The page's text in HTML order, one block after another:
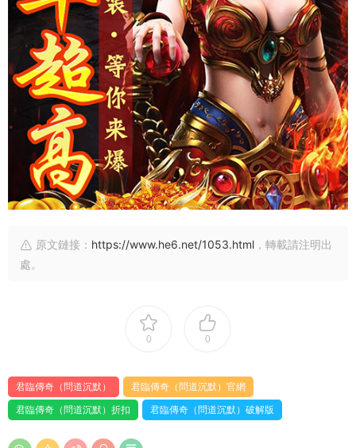
原文鏈接： https://www.he6.net/1053.html ，轉載請注明出
處。
0 0
君臨傳奇（問道沉默）
君臨傳奇（問道沉默）官網
君臨傳奇（問道沉默）折扣
君臨傳奇（問道沉默）破解版